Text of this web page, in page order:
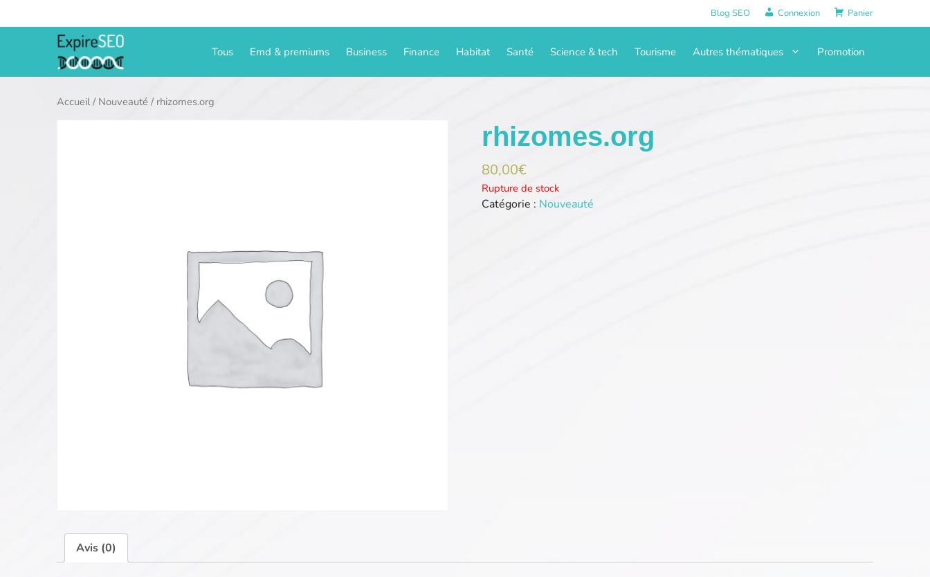
au
Blog SEO Connexion Panier
Tous Emd & premiums Business Finance Habitat Santé Science & tech Tourisme Autres thématiques Promotion
Accueil/ Nouveauté / rhizomes.org
rhizomes.org
80,00€
Rupture de stock
Catégorie : Nouveauté
Avis (0)